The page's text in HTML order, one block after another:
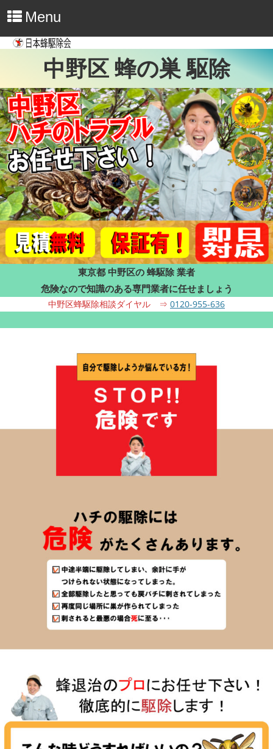
Menu
中野区 蜂の巣 駆除
東京都 中野区の 蜂駆除 業者
危険なので知識のある専門業者に任せましょう
中野区蜂駆除相談ダイヤル ⇒ 0120-955-636